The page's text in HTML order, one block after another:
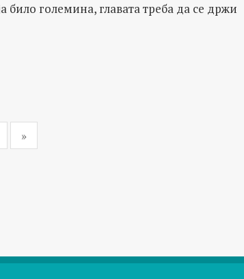
било големина, главата треба да се држи
»